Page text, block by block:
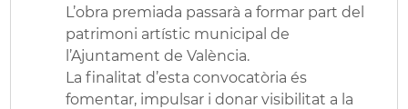
L’obra premiada passarà a formar part del
patrimoni artístic municipal de
l’Ajuntament de València.
La finalitat d’esta convocatòria és
fomentar, impulsar i donar visibilitat a la